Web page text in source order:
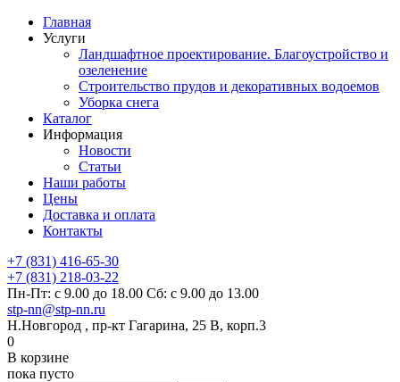
Главная
Услуги
Ландшафтное проектирование. Благоустройство и
озеленение
Строительство прудов и декоративных водоемов
Уборка снега
Каталог
Информация
Новости
Статьи
Наши работы
Цены
Доставка и оплата
Контакты
+7 (831) 416-65-30
+7 (831) 218-03-22
Пн-Пт: с 9.00 до 18.00 Сб: с 9.00 до 13.00
stp-nn@stp-nn.ru
Н.Новгород , пр-кт Гагарина, 25 В, корп.3
0
В корзине
пока пусто